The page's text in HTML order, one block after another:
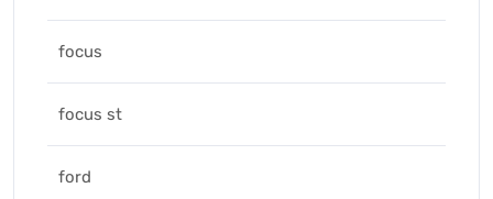
focus
focus st
ford